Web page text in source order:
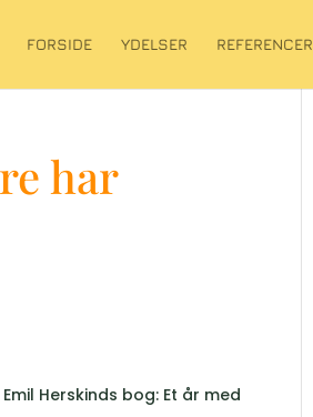
FORSIDE YDELSER REFERENCER
har
Herskinds bog: Et år med